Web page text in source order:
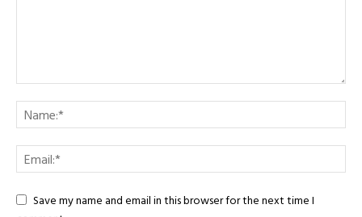
Save my name and email in this browser for the next time I